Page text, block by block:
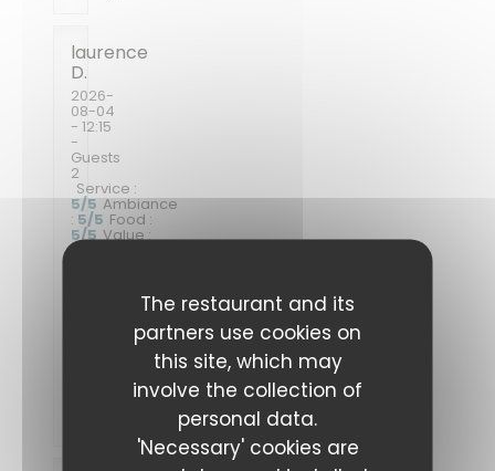
The restaurant and its
partners use cookies on
this site, which may
involve the collection of
personal data.
'Necessary' cookies are
laurence
D
2026-
08-04
- 12:15
-
Guests
2
Service :
5/5 Ambiance
: 5/5 Food :
5/5 Value:
5
précieuse